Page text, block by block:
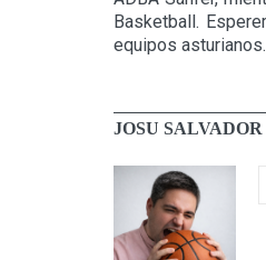
Basketball.
equipos asturianos.
JOSU SALVADOR